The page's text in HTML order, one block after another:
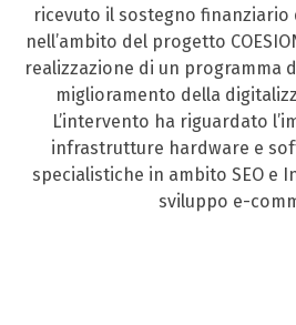
ricevuto il sostegno finanziario
nell’ambito del progetto
realizzazione di un programma
miglioramento della
L’intervento ha riguardato
infrastrutture hardware e
specialistiche in ambito SEO e
sviluppo e-